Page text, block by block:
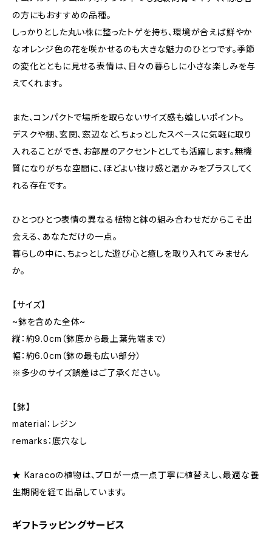
の方にもおすすめの品種。
しっかりとした丸い株に整ったトゲを持ち、環境が合えば鮮やか
なオレンジ色の花を咲かせるのも大きな魅力のひとつです。季節
の変化とともに見せる表情は、日々の暮らしに小さな楽しみを与
えてくれます。
また、コンパクトで場所を取らないサイズ感も嬉しいポイント。
デスクや棚、玄関、窓辺など、ちょっとしたスペースに気軽に取り
入れることができ、お部屋のアクセントとしても活躍します。無機
質になりがちな空間に、ほどよい抜け感と温かみをプラスしてく
れる存在です。
ひとつひとつ表情の異なる植物と鉢の組み合わせだからこそ出
会える、あなただけの一点。
暮らしの中に、ちょっとした遊び心と癒しを取り入れてみません
か。
【サイズ】
~鉢を含めた全体~
縦：約9.0cm（鉢底から最上葉先端まで）
幅：約6.0cm（鉢の最も広い部分）
※多少のサイズ誤差はご了承ください。
【鉢】
material：レジン
remarks：底穴なし
★ Karacoの植物は、プロが一点一点丁寧に植替えし、最適な養
生期間を経て出品しています。
ギフトラッピングサービス